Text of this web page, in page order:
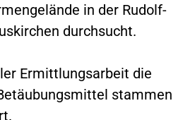
in der Rudolf-
durchsucht.
Ermittlungsarbeit die
stammen